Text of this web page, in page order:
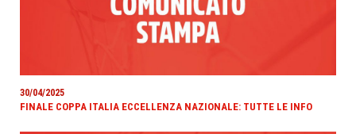
30/04/2025
FINALE COPPA ITALIA ECCELLENZA NAZIONALE: TUTTE LE INFO